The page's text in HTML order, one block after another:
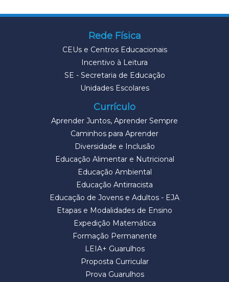
Rede Física
CEUs e Centros Educacionais
Incentivo à Leitura
SE - Secretaria de Educação
Unidades Escolares
Currículo
Aprender Juntos, Aprender Sempre
Caminhos para Aprender
Diversidade e Inclusão
Educação Alimentar e Nutricional
Educação Ambiental
Educação Antirracista
Educação de Jovens e Adultos - EJA
Etapas e Modalidades de Ensino
Expedição Matemática
Formação Permanente
LEIA+ Guarulhos
Proposta Curricular
Prova Guarulhos